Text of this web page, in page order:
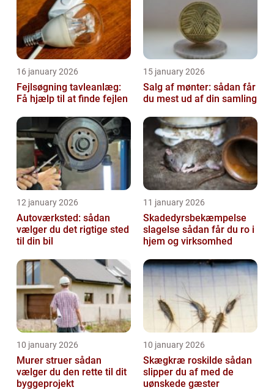
16 january 2026
Fejlsøgning tavleanlæg:
Få hjælp til at finde fejlen
15 january 2026
Salg af mønter: sådan får
du mest ud af din samling
12 january 2026
Autoværksted: sådan
vælger du det rigtige sted
til din bil
11 january 2026
Skadedyrsbekæmpelse
slagelse sådan får du ro i
hjem og virksomhed
10 january 2026
Murer struer sådan
vælger du den rette til dit
byggeprojekt
10 january 2026
Skægkræ roskilde sådan
slipper du af med de
uønskede gæster